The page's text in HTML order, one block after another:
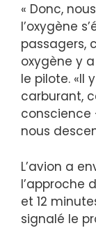
« Donc,
l’oxygène
passagers,
oxygène y
le pilote. «Il
carburant,
conscience
nous
L’avion a
l’approche
et 12
signalé le